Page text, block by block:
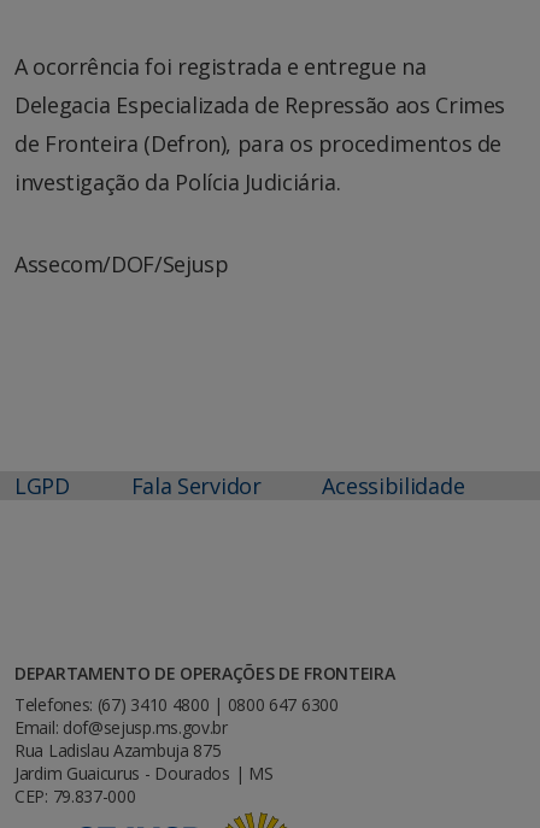
A ocorrência foi registrada e entregue na
Delegacia Especializada de Repressão aos Crimes
de Fronteira (Defron), para os procedimentos de
investigação da Polícia Judiciária.
Assecom/DOF/Sejusp
LGPD Fala Servidor Acessibilidade
DEPARTAMENTO DE OPERAÇÕES DE FRONTEIRA
Telefones: (67) 3410 4800 | 0800 647 6300
Email: dof@sejusp.ms.gov.br
Rua Ladislau Azambuja 875
Jardim Guaicurus - Dourados | MS
CEP: 79.837-000